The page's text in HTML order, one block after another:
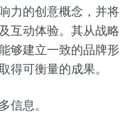
力的创意概念，并将
互动体验。其从战略
够建立一致的品牌形
得可衡量的成果。
信息。